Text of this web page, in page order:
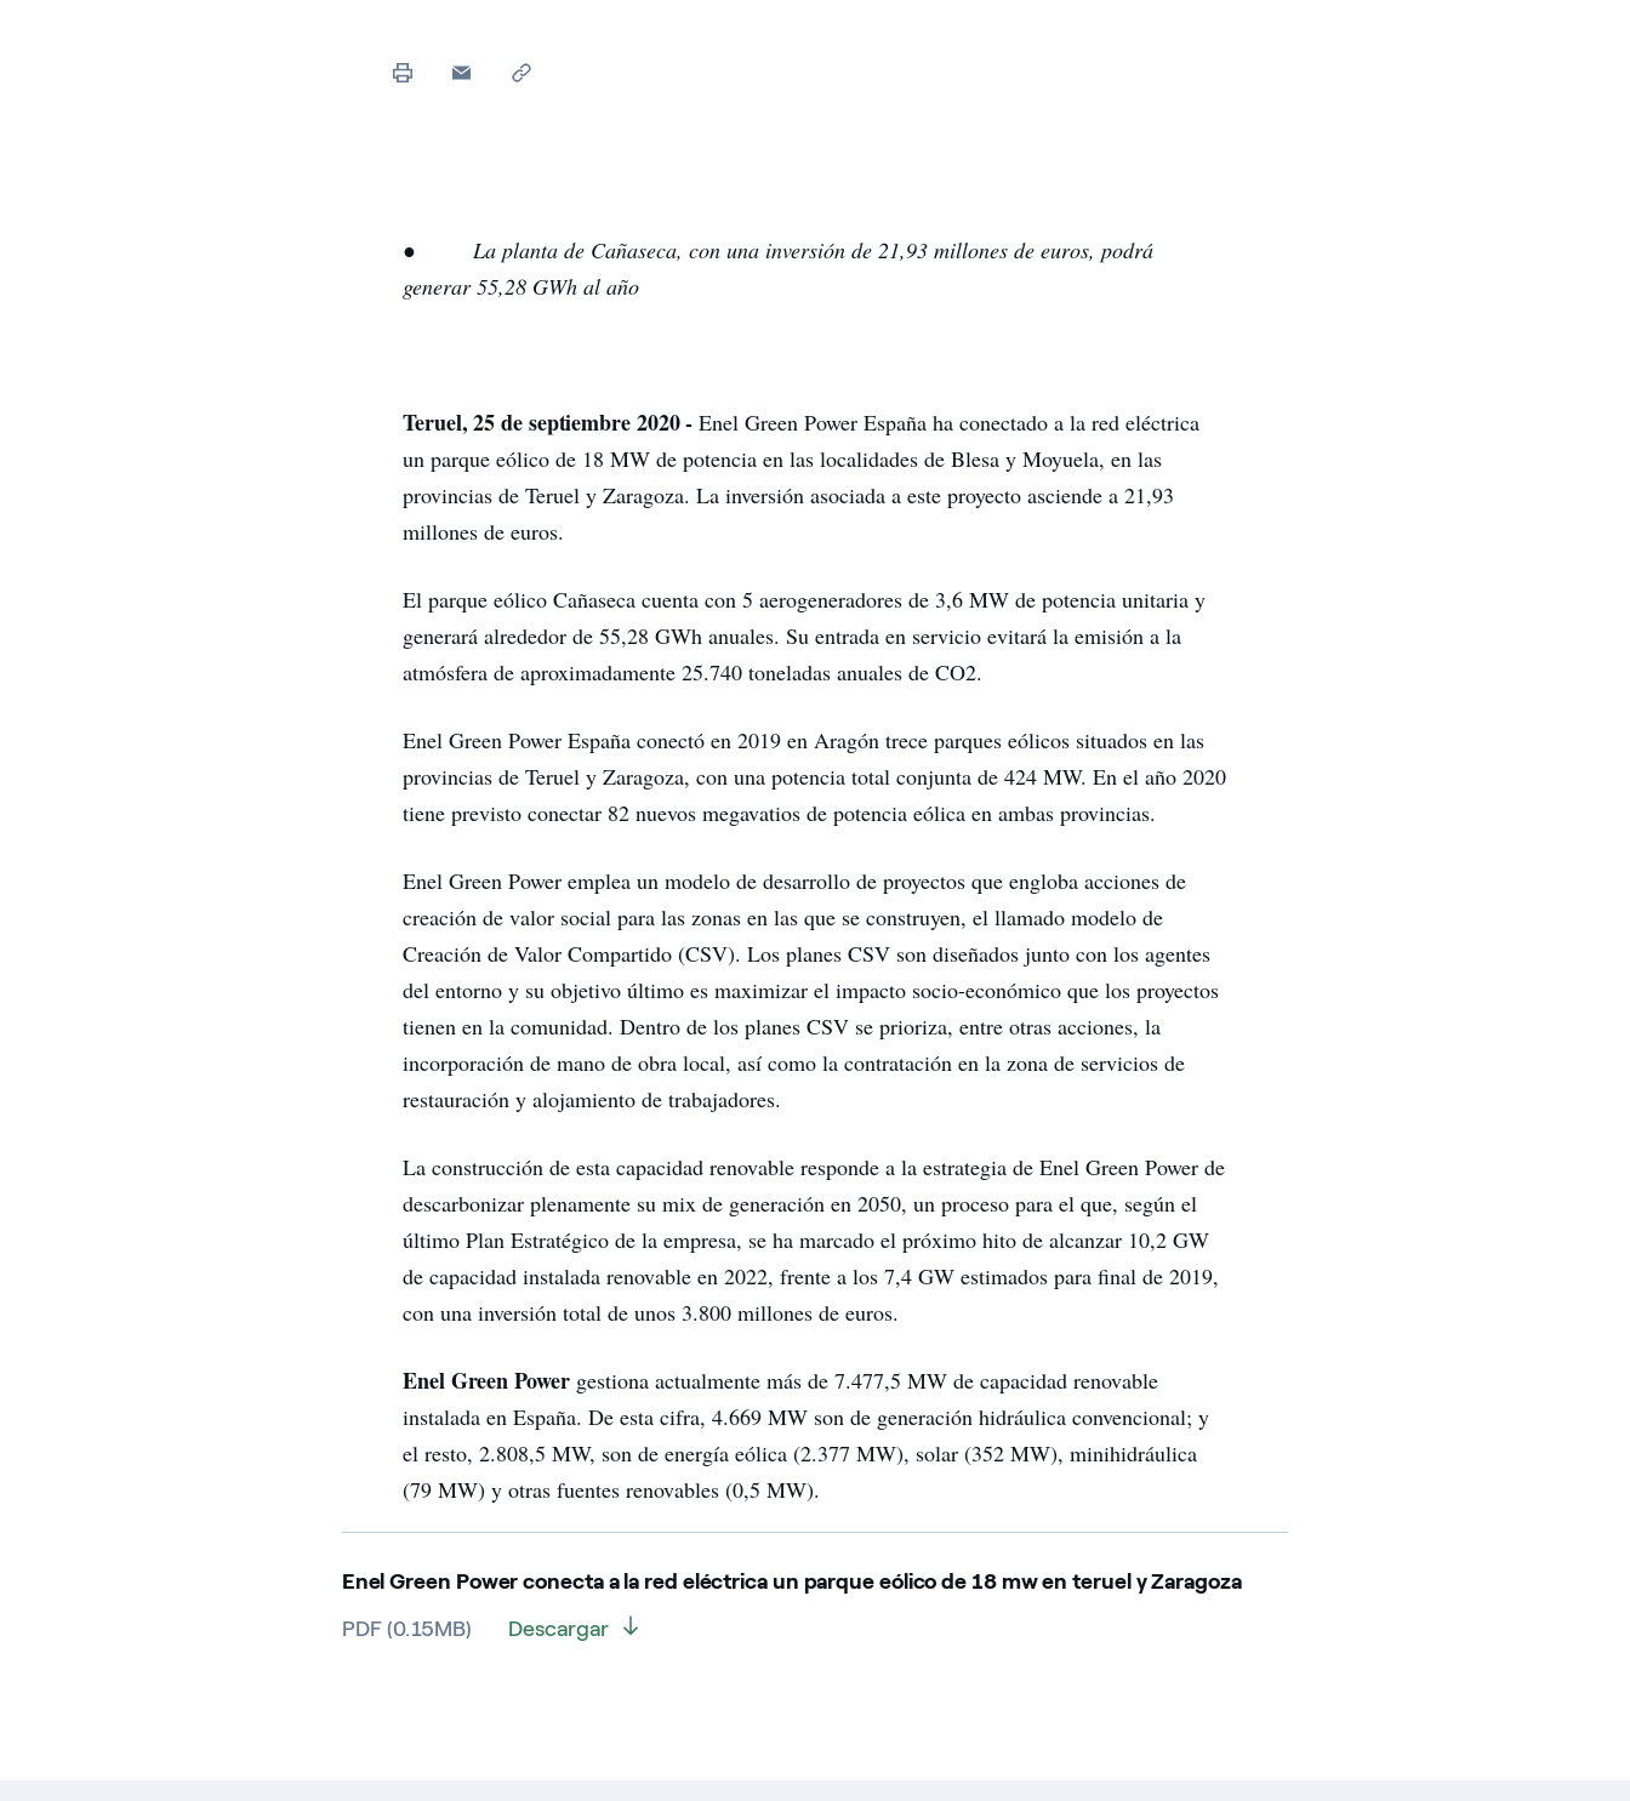
●La planta de Cañaseca, con una inversión de 21,93 millones de euros, podrá
generar 55,28 GWh al año
Teruel, 25 de septiembre 2020 -Enel Green Power España ha conectado a la red eléctrica
un parque eólico de 18 MW de potencia en las localidades de Blesa y Moyuela, en las
provincias de Teruel y Zaragoza. La inversión asociada a este proyecto asciende a 21,93
millones de euros.
El parque eólico Cañaseca cuenta con 5 aerogeneradores de 3,6 MW de potencia unitaria y
generará alrededor de 55,28 GWh anuales. Su entrada en servicio evitará la emisión a la
atmósfera de aproximadamente 25.740 toneladas anuales de CO2.
Enel Green Power España conectó en 2019 en Aragón trece parques eólicos situados en las
provincias de Teruel y Zaragoza, con una potencia total conjunta de 424 MW. En el año 2020
tiene previsto conectar 82 nuevos megavatios de potencia eólica en ambas provincias.
Enel Green Power emplea un modelo de desarrollo de proyectos que engloba acciones de
creación de valor social para las zonas en las que se construyen, el llamado modelo de
Creación de Valor Compartido (CSV). Los planes CSV son diseñados junto con los agentes
del entorno y su objetivo último es maximizar el impacto socio-económico que los proyectos
tienen en la comunidad. Dentro de los planes CSV se prioriza, entre otras acciones, la
incorporación de mano de obra local, así como la contratación en la zona de servicios de
restauración y alojamiento de trabajadores.
La construcción de esta capacidad renovable responde a la estrategia de Enel Green Power de
descarbonizar plenamente su mix de generación en 2050, un proceso para el que, según el
último Plan Estratégico de la empresa, se ha marcado el próximo hito de alcanzar 10,2 GW
de capacidad instalada renovable en 2022, frente a los 7,4 GW estimados para final de 2019,
con una inversión total de unos 3.800 millones de euros.
Enel Green Powergestiona actualmente más de 7.477,5 MW de capacidad renovable
instalada en España. De esta cifra, 4.669 MW son de generación hidráulica convencional; y
el resto, 2.808,5 MW, son de energía eólica (2.377 MW), solar (352 MW), minihidráulica
(79 MW) y otras fuentes renovables (0,5 MW).
Enel Green Power conecta a la red eléctrica un parque eólico de 18 mw en teruel y Zaragoza
PDF (0.15MB)
Descargar